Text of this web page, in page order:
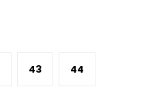
43 44